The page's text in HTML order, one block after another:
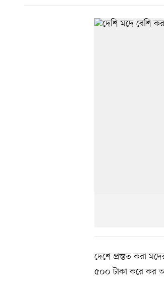
দেশে প্রস্তুত করা
৫০০ টাকা করে কর